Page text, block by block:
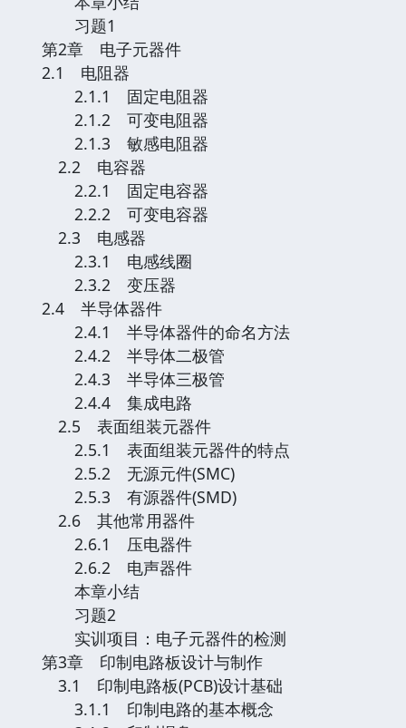
习题1
第2章 电子元器件
2.1 电阻器
2.1.1 固定电阻器
2.1.2 可变电阻器
2.1.3 敏感电阻器
2.2 电容器
2.2.1 固定电容器
2.2.2 可变电容器
2.3 电感器
2.3.1 电感线圈
2.3.2 变压器
2.4 半导体器件
2.4.1 半导体器件的命名方法
2.4.2 半导体二极管
2.4.3 半导体三极管
2.4.4 集成电路
2.5 表面组装元器件
2.5.1 表面组装元器件的特点
2.5.2 无源元件(SMC)
2.5.3 有源器件(SMD)
2.6 其他常用器件
2.6.1 压电器件
2.6.2 电声器件
本章小结
习题2
实训项目：电子元器件的检测
第3章 印制电路板设计与制作
3.1 印制电路板(PCB)设计基础
3.1.1 印制电路的基本概念